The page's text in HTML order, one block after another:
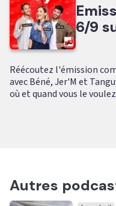
6/9
Réécoutez l'émission
avec Béné, Jer'M et
où et quand vous le
Autres